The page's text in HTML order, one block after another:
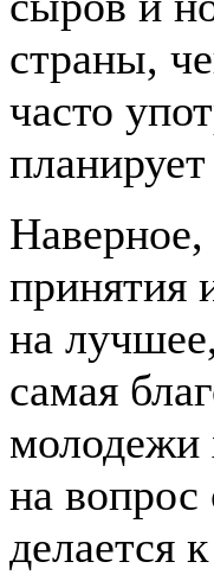
страны,
часто
планирует
Наверное,
принятия
на
самая
молодежи
на вопрос
делается